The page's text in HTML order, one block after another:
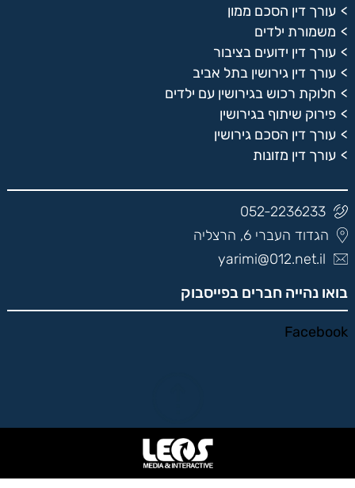
עורך דין הסכם ממון
משמורת ילדים
עורך דין ידועים בציבור
עורך דין גירושין בתל אביב
חלוקת רכוש בגירושין עם ילדים
פירוק שיתוף בגירושין
עורך דין הסכם גירושין
עורך דין מזונות
052-2236233
הגדוד העברי 6, הרצליה
yarimi@012.net.il
בואו נהייה חברים בפייסבוק
Facebook